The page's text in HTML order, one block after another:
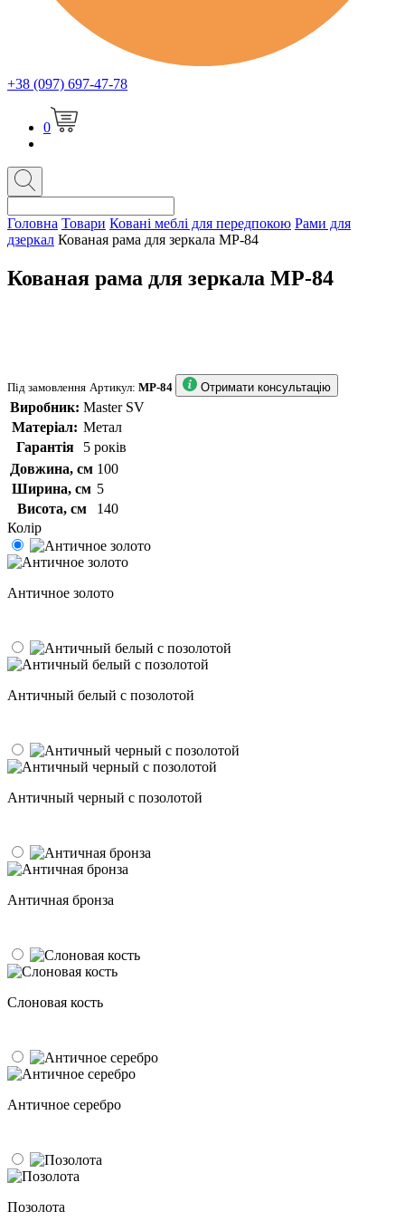
+38 (097) 697-47-78
0
Головна Товари Ковані меблі для передпокою Рами для
дзеркал Кованая рама для зеркала MP-84
Кованая рама для зеркала MP-84
Під замовлення Артикул: MP-84 Отримати консультацію
Виробник: Master SV
Матеріал: Метал
Гарантія
5 років
Довжина, см 100
Ширина, см 5
Висота, см
140
Колір
Античное золото
Античный белый с позолотой
Античный черный с позолотой
Античная бронза
Слоновая кость
Античное серебро
Позолота